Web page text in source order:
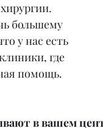
большему
у нас есть
где
помощь.
в вашем